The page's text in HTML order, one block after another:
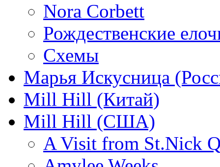
Nora Corbett
Рождественские
Схемы
Марья Искусница
Mill Hill (Китай)
Mill Hill (США)
A Visit from St.Nick